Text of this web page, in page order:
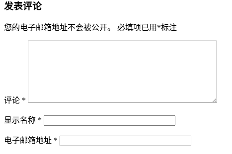
发表评论
您的电子邮箱地址不会被公开。 必填项已用 *标注
评论 *
显示名称 *
电子邮箱地址 *